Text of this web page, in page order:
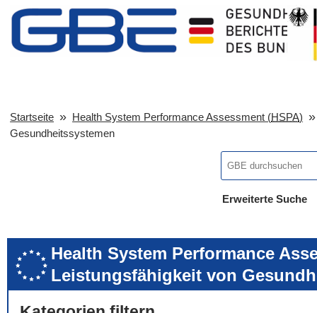
Startseite Health System Performance Assessment (HSPA)
Gesundheitssystemen
Erweiterte Suche
... genau diesen
Health System Performance
Leistungsfähigkeit von